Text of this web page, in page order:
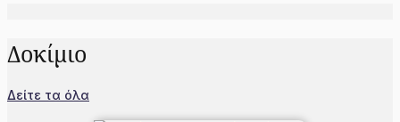
Δοκίμιο
Δείτε τα όλα